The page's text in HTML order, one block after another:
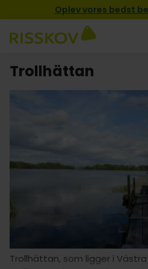
Oplev vores bedst
Trollhättan
Trollhättan, som ligger i